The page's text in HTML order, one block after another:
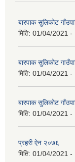
बारपाक सुलिकोट
मिति: 01/04/2021 -
बारपाक सुलिकोट
मिति: 01/04/2021 -
बारपाक सुलिकोट
मिति: 01/04/2021 -
प्रहरी ऐन २०७६
मिति: 01/04/2021 -